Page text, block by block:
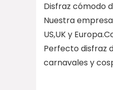
Disfraz cómodo
Nuestra
US,UK y
Perfecto disfraz
carnavales y